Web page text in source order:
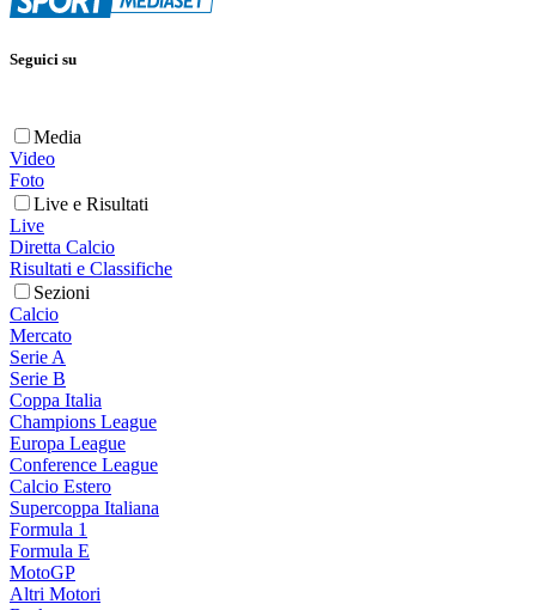
Seguici su
Media
Video
Foto
Live e Risultati
Live
Diretta Calcio
Risultati e Classifiche
Sezioni
Calcio
Mercato
Serie A
Serie B
Coppa Italia
Champions League
Europa League
Conference League
Calcio Estero
Supercoppa Italiana
Formula 1
Formula E
MotoGP
Altri Motori